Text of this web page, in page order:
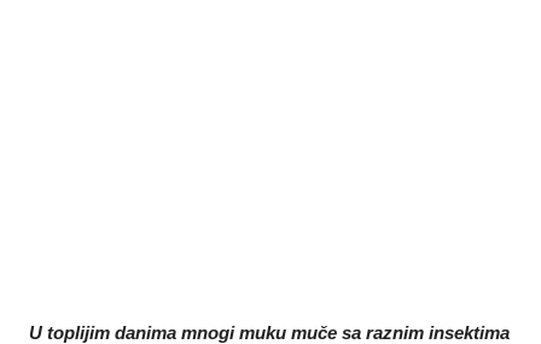
U toplijim danima mnogi muku muče sa raznim insektima